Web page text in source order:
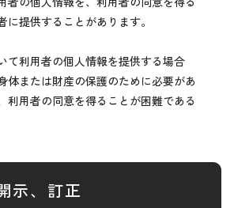
に提供することがあります。
て利用者の個人情報を提供する場合
体または財産の保護のために必要があ
利用者の同意を得ることが困難である
示、訂正